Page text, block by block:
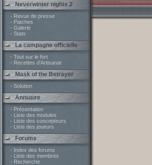
Neverwinter nights 2
- Revue de presse
- Patches
- Galerie
- Stats
La campagne officielle
- Tout sur le fort
- Recettes d'Artisanat
Mask of the Betrayer
- Solution
Annuaire
- Présentation
- Liste des modules
- Liste des concepteurs
- Liste des joueurs
Forums
- Index des forums
- Liste des membres
- Recherche